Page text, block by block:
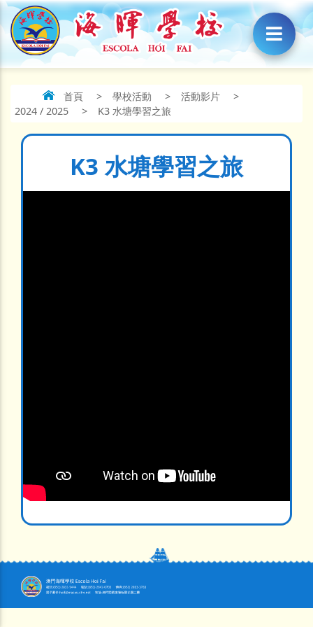
首頁 > 學校活動 > 活動影片
>
2024 / 2025
> K3 水塘學習之旅
K3 水塘學習之旅